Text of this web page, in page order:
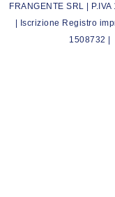
FRANGENTE SRL | P.IVA
| Iscrizione Registro
1508732 |